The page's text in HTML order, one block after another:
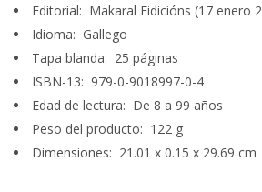
Editorial: ‎ Makaral Eidicións (17 enero
Idioma‏: ‎ Gallego
Tapa blanda: ‎ 25 páginas
ISBN-13: ‎ 979-0-9018997-0-4
Edad de lectura: ‎ De 8 a 99 años
Peso del producto: ‎ 122 g
21.01 x 0.15 x 29.69 cm